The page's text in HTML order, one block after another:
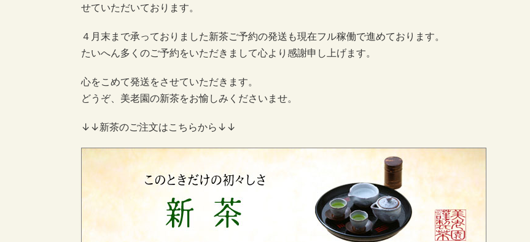
せていただいております。
４月末まで承っておりました新茶ご予約の発送も現在フル稼働で進めております。
たいへん多くのご予約をいただきまして心より感謝申し上げます。
心をこめて発送をさせていただきます。
どうぞ、美老園の新茶をお愉しみくださいませ。
↓↓新茶のご注文はこちらから↓↓